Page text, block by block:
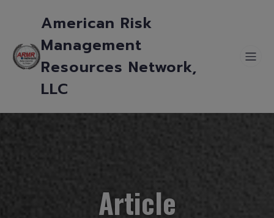
American Risk
Management
Resources Network,
LLC
Article